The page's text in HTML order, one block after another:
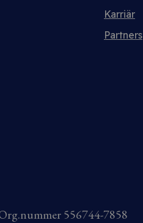
Karriär
Partners
556744-7858